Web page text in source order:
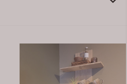
Ytterøy-hylla eik 2-pk
Bua Dekors Egendesignede Hylle
i Eik – Sett med 2 Allsidige Hyller